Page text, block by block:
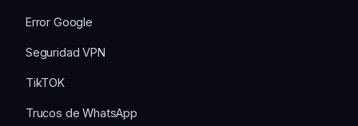
Error Google
Seguridad VPN
TikTOK
Trucos de WhatsApp